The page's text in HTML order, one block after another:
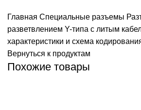
Главная Специальные разъемы
разветвлением Y-типа с литым
характеристики и схема
Вернуться к продуктам
Похожие товары